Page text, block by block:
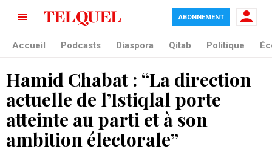
ABONNEMENT
Accueil Podcasts Diaspora Qitab Politique
Hamid Chabat : “La direction
actuelle de l’Istiqlal porte
atteinte au parti et à son
ambition électorale”